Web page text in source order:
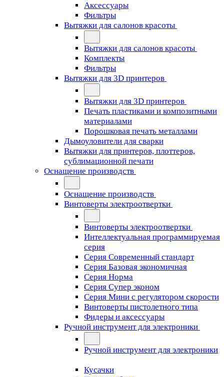
Аксессуары
Фильтры
Вытяжки для салонов красоты
Вытяжки для салонов красоты
Комплекты
Фильтры
Вытяжки для 3D принтеров
Вытяжки для 3D принтеров
Печать пластиками и композитными
материалами
Порошковая печать металлами
Дымоуловители для сварки
Вытяжки для принтеров, плоттеров,
сублимационной печати
Оснащение производств
Оснащение производств
Винтоверты электроотвертки
Винтоверты электроотвертки
Интеллектуальная программируемая
серия
Серия Современный стандарт
Серия Базовая экономичная
Серия Норма
Серия Cупер эконом
Серия Мини с регулятором скорости
Винтоверты пистолетного типа
Фидеры и аксессуары
Ручной инструмент для электроники
Ручной инструмент для электроники
Кусачки